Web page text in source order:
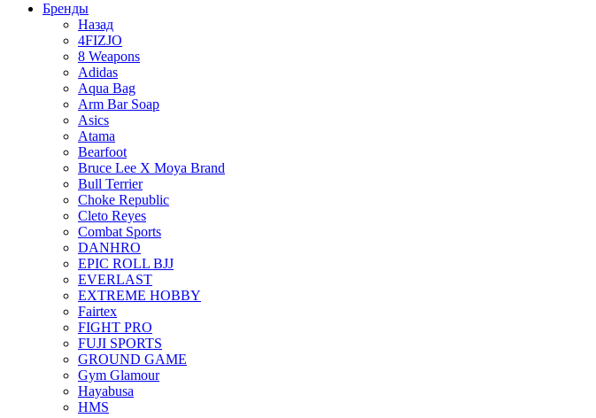
Бренды
Назад
4FIZJO
8 Weapons
Adidas
Aqua Bag
Arm Bar Soap
Asics
Atama
Bearfoot
Bruce Lee X Moya Brand
Bull Terrier
Choke Republic
Cleto Reyes
Combat Sports
DANHRO
EPIC ROLL BJJ
EVERLAST
EXTREME HOBBY
Fairtex
FIGHT PRO
FUJI SPORTS
GROUND GAME
Gym Glamour
Hayabusa
HMS